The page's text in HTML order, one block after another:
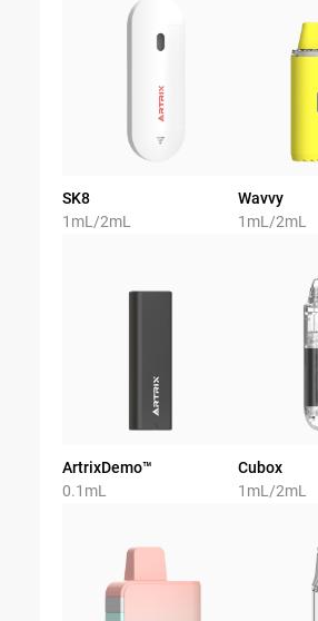
SK8
1mL/2mL
Wavvy
1mL/2mL
ArtrixDemo™️
0.1mL
Cubox
1mL/2mL